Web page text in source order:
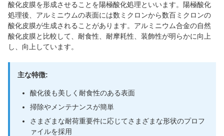
酸化皮膜を形成させることを陽極酸化処理といいます。陽極酸化
処理後、アルミニウムの表面には数ミクロンから数百ミクロンの
酸化皮膜が生成されることがあります。アルミニウム合金の自然
酸化皮膜と比較して、耐食性、耐摩耗性、装飾性が明らかに向上
し、向上しています。
主な特徴:
酸化後も美しく耐食性のある表面
掃除やメンテナンスが簡単
さまざまな耐荷重要件に応じてさまざまな形状のプロフ
ァイルを採用